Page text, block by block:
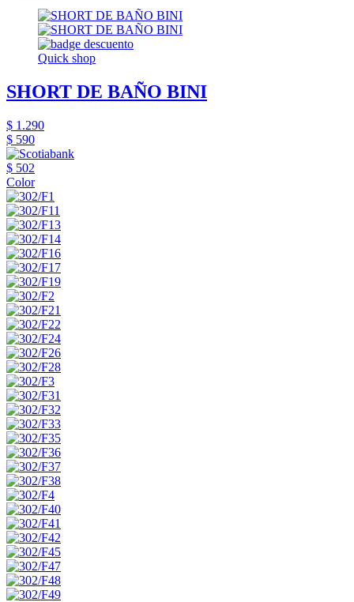
Quick shop
SHORT DE BAÑO BINI
$ 1.290
$ 590
$ 502
Color